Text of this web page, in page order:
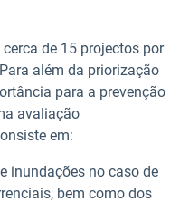
de 15 projectos por
além da priorização
para a prevenção
avaliação
em:
inundações no caso de
bem como dos